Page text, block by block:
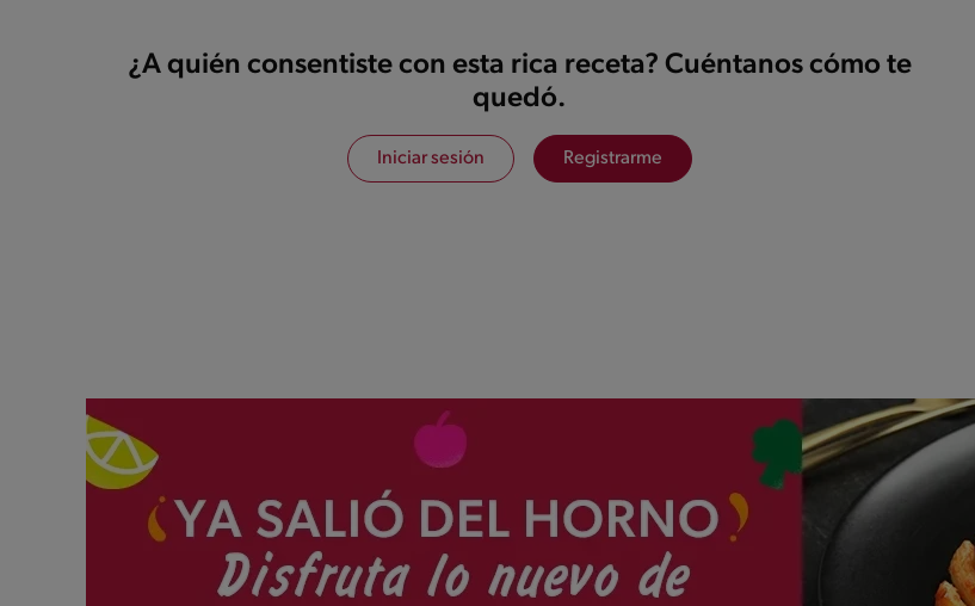
¿A quién consentiste con esta rica receta? Cuéntanos cómo te
quedó.
Iniciar sesión Registrarme